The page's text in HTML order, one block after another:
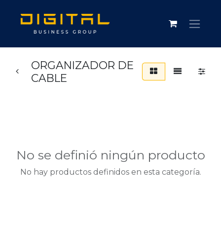
ORGANIZADOR DE
CABLE
No se definió ningún producto
No hay productos definidos en esta categoría.